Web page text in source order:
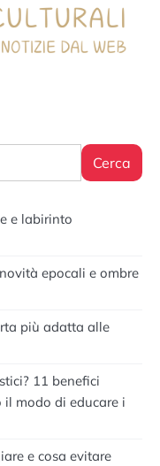
Cerca
e labirinto
epocali e ombre
più adatta alle
11 benefici
modo di educare i
e cosa evitare